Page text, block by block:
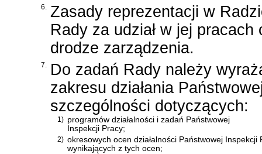
6. Zasady reprezentacji w
Rady za udział w jej pracach
drodze zarządzenia.
7. Do zadań Rady należy
zakresu działania
szczególności dotyczących:
1) programów działalności i zadań Państwowej
Inspekcji Pracy;
2) okresowych ocen działalności Państwowej Inspekcji
wynikających z tych ocen;